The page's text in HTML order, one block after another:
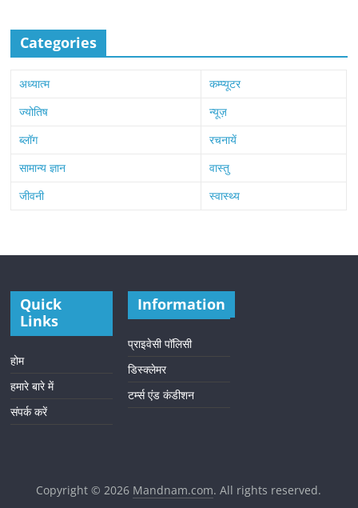
Categories
अध्यात्म
कम्प्यूटर
ज्योतिष
न्यूज़
ब्लॉग
रचनायें
सामान्य ज्ञान
वास्तु
जीवनी
स्वास्थ्य
Quick
Links
होम
हमारे बारे में
संपर्क करें
Information
प्राइवेसी पॉलिसी
डिस्क्लेमर
टर्म्स एंड कंडीशन
Copyright © 2026 Mandnam.com. All rights reserved.